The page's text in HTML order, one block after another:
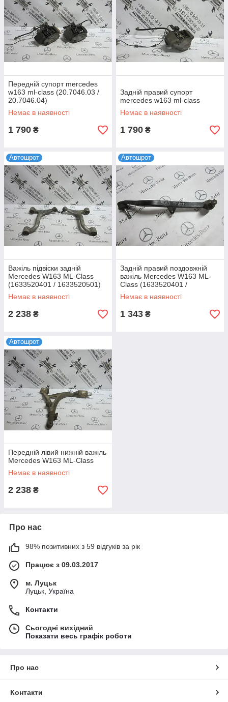
Передній супорт mercedes
w163 ml-сlass (20.7046.03 /
20.7046.04)
Немає в наявності
1 790 ₴
Задній правий супорт
mercedes w163 ml-сlass
Немає в наявності
1 790 ₴
Автошрот
Важіль підвіски задній
Mercedes W163 ML-Class
(1633520401 / 1633520501)
Немає в наявності
2 238 ₴
Автошрот
Задній правий поздовжній
важіль Mercedes W163 ML-
Class (1633520401 /
1633520501)
Немає в наявності
1 343 ₴
Автошрот
Передній лівий нижній важіль
Mercedes W163 ML-Class
Немає в наявності
2 238 ₴
Про нас
98% позитивних з 59 відгуків за рік
Працює з 09.03.2017
м. Луцьк
Луцьк, Україна
Контакти
Сьогодні вихідний
Показати весь графік роботи
Про нас
Контакти